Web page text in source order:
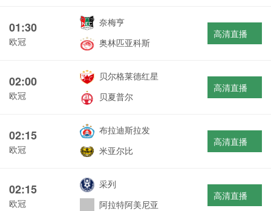
01:30
欧冠
奈梅亨
奥林匹亚科斯
高清直播
02:00
欧冠
贝尔格莱德红星
贝夏普尔
高清直播
02:15
欧冠
布拉迪斯拉发
米亚尔比
高清直播
02:15
欧冠
采列
阿拉特阿美尼亚
高清直播